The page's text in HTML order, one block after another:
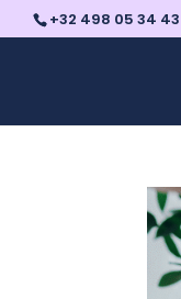
+32 498 05 34 43